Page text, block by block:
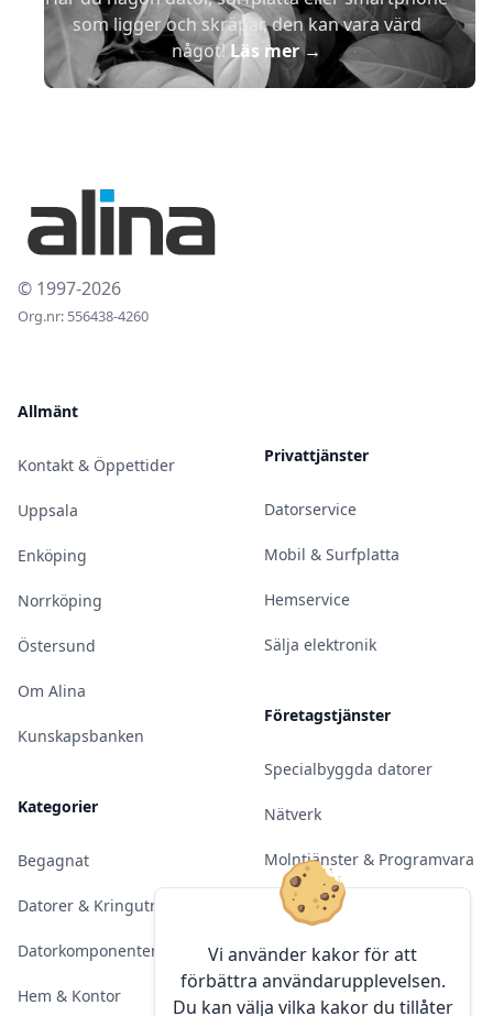
Vi använder kakor för att
förbättra användarupplevelsen.
Du kan välja vilka kakor du tillåter
som ligger och skräpar, den kan vara värd
något!Läs mer→
© 1997-2026
Org.nr: 556438-4260
Allmänt
Kontakt & Öppettider
Uppsala
Enköping
Norrköping
Östersund
Om Alina
Kunskapsbanken
Kategorier
Begagnat
Datorer & Kringutrustning
Datorkomponenter
Hem & Kontor
Privattjänster
Datorservice
Mobil & Surfplatta
Hemservice
Sälja elektronik
Företagstjänster
Specialbyggda datorer
Nätverk
Molntjänster & Programvara
Server & Backup
Kameraövervakning
Konferens & Public Display